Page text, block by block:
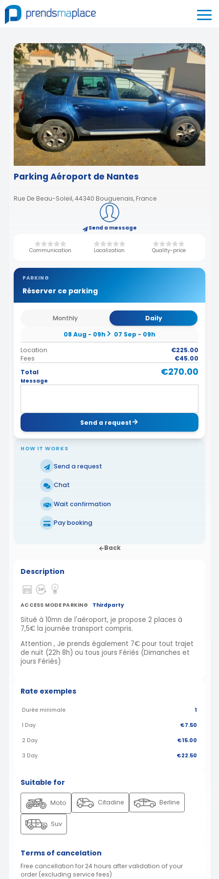
Parking Aéroport de Nantes
Rue De Beau-Soleil, 44340 Bouguenais, France
Send a message
Communication Localization Quality-price
PARKING
Réserver ce parking
Monthly
Daily
08 Aug - 09h
07 Sep - 09h
Location
€225.00
Fees
€45.00
Total
€270.00
Message
Send a request
HOW IT WORKS
Send a request
Chat
Wait confirmation
Pay booking
Back
Description
ACCESS MODE PARKING Thirdparty
Situé à 10mn de l'aéroport, je propose 2 places à
7,5€ la journée transport compris.
Attention , Je prends également 7€ pour tout trajet
de nuit (22h 8h) ou tous jours Fériés (Dimanches et
jours Fériés)
Rate exemples
Durée minimale 1
1 Day €7.50
2 Day €15.00
3 Day €22.50
Suitable for
Moto Citadine Berline
Suv
Terms of cancelation
Free cancellation for 24 hours after validation of your
order (excluding service fees)